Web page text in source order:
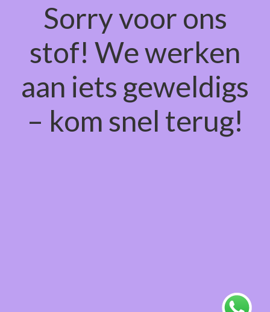
Sorry voor ons
stof! We werken
aan iets geweldigs
– kom snel terug!